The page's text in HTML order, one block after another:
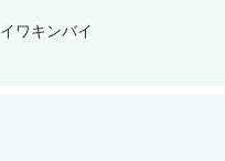
イワキンバイ